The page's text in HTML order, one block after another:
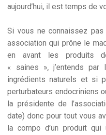
aujourd’hui, il est temps de
Si vous ne connaissez
association qui prône le
en avant les produits
« saines », j’entends
ingrédients naturels et si
perturbateurs endocriniens
la présidente de
date) donc pour tout vous
la compo d’un produit